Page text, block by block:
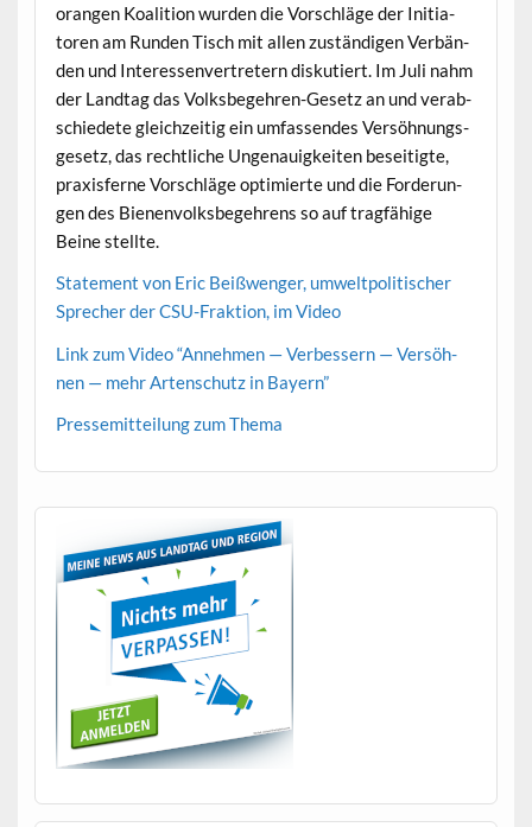
orangen Koali­tion wur­den die Vorschläge der Ini­tia­
toren am Run­den Tisch mit allen zuständi­gen Ver­bän­
den und Inter­essen­vertretern disku­tiert. Im Juli nahm
der Land­tag das Volks­begehren-Gesetz an und ver­ab­
schiedete gle­ichzeit­ig ein umfassendes Ver­söh­nungs­
ge­setz, das rechtliche Unge­nauigkeit­en beseit­igte,
prax­is­ferne Vorschläge opti­mierte und die Forderun­
gen des Bienen­volks­begehrens so auf tragfähige
Beine stellte.
State­ment von Eric Beißwenger, umwelt­poli­tis­ch­er
Sprech­er der CSU-Frak­tion, im Video
Link zum Video “Annehmen — Verbessern — Ver­söh­
nen — mehr Arten­schutz in Bayern”
Pressemit­teilung zum Thema